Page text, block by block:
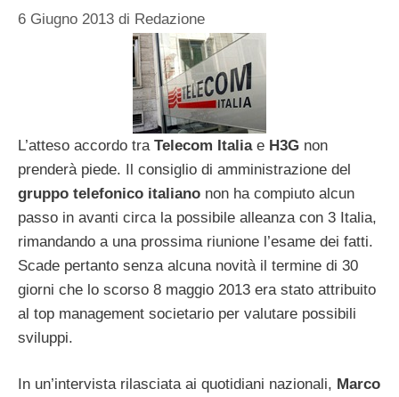
6 Giugno 2013 di Redazione
L’atteso accordo tra Telecom Italiae H3G non
prenderà piede. Il consiglio di amministrazione del
gruppo telefonico italiano non ha compiuto alcun
passo in avanti circa la possibile alleanza con 3 Italia,
rimandando a una prossima riunione l’esame dei fatti.
Scade pertanto senza alcuna novità il termine di 30
giorni che lo scorso 8 maggio 2013 era stato attribuito
al top management societario per valutare possibili
sviluppi.
In un’intervista rilasciata ai quotidiani nazionali, Marco